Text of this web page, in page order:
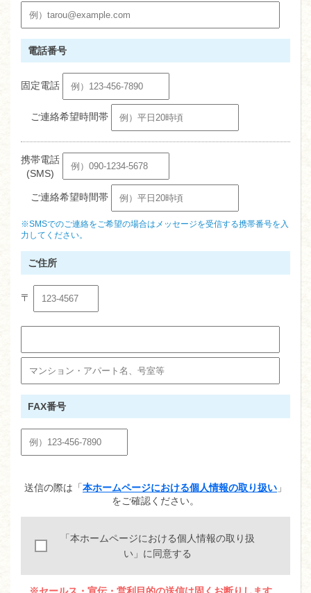
電話番号
固定電話
ご連絡希望時間帯
携帯電話
(SMS)
ご連絡希望時間帯
※SMSでのご連絡をご希望の場合はメッセージを受信する携帯番号を入
力してください。
ご住所
〒
FAX番号
送信の際は「 本ホームページにおける個人情報の取り扱い 」
をご確認ください。
「本ホームページにおける個人情報の取り扱
い」に同意する